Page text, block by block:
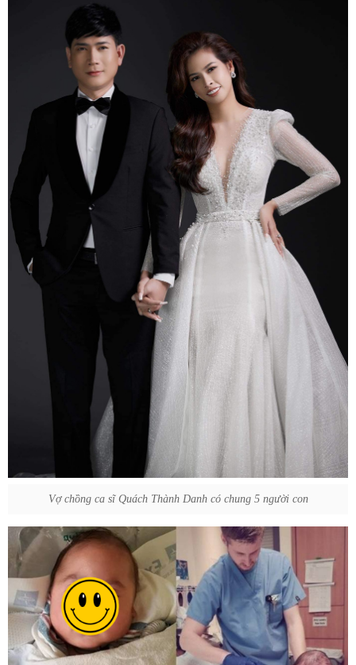
Vợ chồng ca sĩ Quách Thành Danh có chung 5 người con